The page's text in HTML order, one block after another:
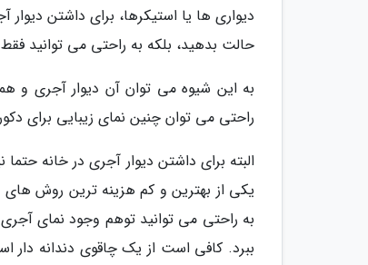
دیواری ها یا استیکرها، برای داشتن
حالت بدهید، بلکه به راحتی می توانید
به این شیوه می توان آن دیوار آجری و
راحتی می توان چنین نمای زیبایی برای
البته برای داشتن دیوار آجری در خانه
یکی از بهترین و کم هزینه ترین روش های
به راحتی می توانید توهم وجود نمای
ببرد. کافی است از یک چاقوی دندانه دار